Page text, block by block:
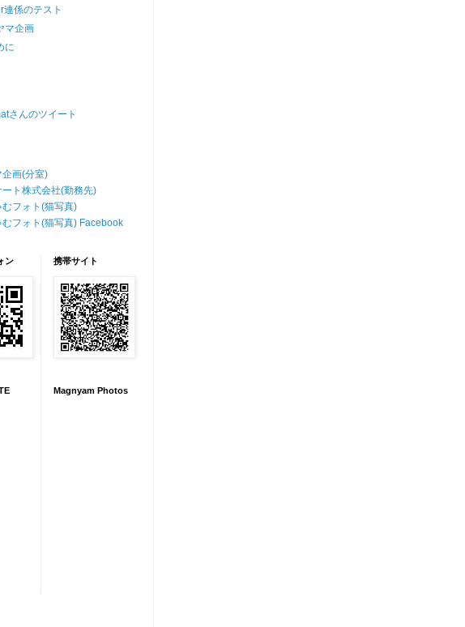
連係のテスト
マ企画
に
さんのツイート
企画(分室)
ート株式会社(勤務先)
むフォト(猫写真)
むフォト(猫写真) Facebook
ン 携帯サイト
Magnyam Photos